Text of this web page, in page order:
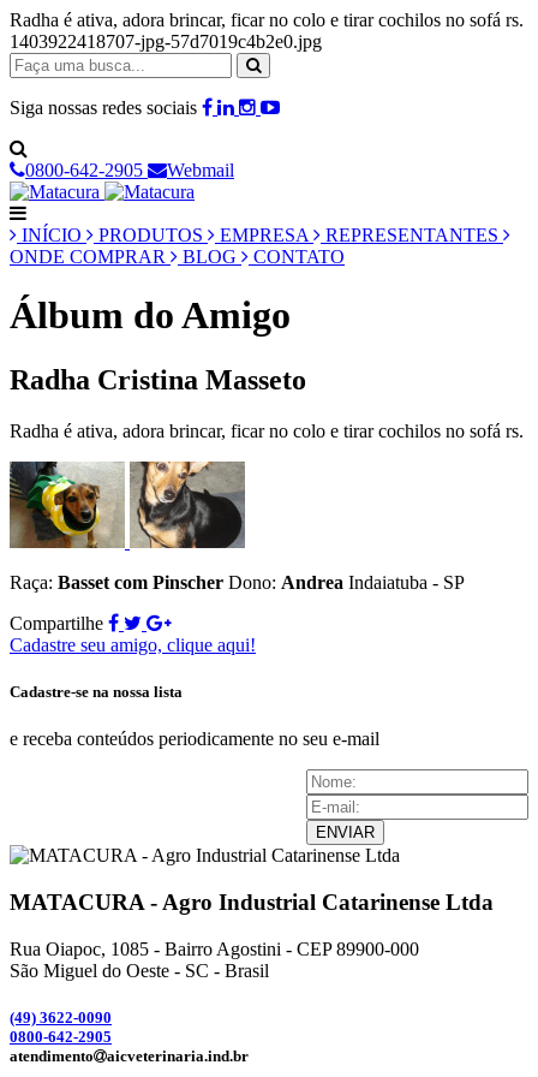
Radha é ativa, adora brincar, ficar no colo e tirar cochilos no sofá rs.
1403922418707-jpg-57d7019c4b2e0.jpg
Siga nossas redes sociais
0800-642-2905 Webmail
INÍCIO PRODUTOS EMPRESA
REPRESENTANTES
ONDE COMPRAR
BLOG CONTATO
Álbum do Amigo
Radha Cristina Masseto
Radha é ativa, adora brincar, ficar no colo e tirar cochilos no sofá rs.
Raça: Basset com Pinscher Dono: Andrea Indaiatuba - SP
Compartilhe
Cadastre seu amigo, clique aqui!
Cadastre-se na nossa lista
e receba conteúdos periodicamente no seu e-mail
ENVIAR
MATACURA - Agro Industrial Catarinense Ltda
Rua Oiapoc, 1085 - Bairro Agostini - CEP 89900-000
São Miguel do Oeste - SC - Brasil
(49) 3622-0090
0800-642-2905
atendimento
aicveterinaria.ind.br